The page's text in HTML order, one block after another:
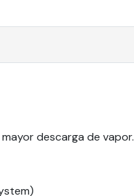
descarga de vapor.